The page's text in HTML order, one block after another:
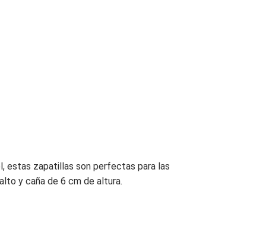
estas zapatillas son perfectas para las
y caña de 6 cm de altura.